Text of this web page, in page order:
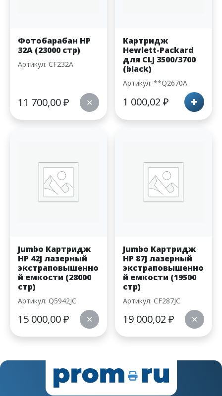
Фотобарабан HP
32A (23000 стр)
Артикул: CF232A
11 700,00₽ ✕
Картридж
Hewlett-Packard
для CLJ 3500/3700
(black)
Артикул: **Q2670A
1 000,02 ₽ +
Jumbo Картридж
HP 42J лазерный
экстраповышенно
й емкости (28000
стр)
Артикул: Q5942JC
15 000,00₽ ✕
Jumbo Картридж
HP 87J лазерный
экстраповышенно
й емкости (19500
стр)
Артикул: CF287JC
19 000,02 ₽ ✕